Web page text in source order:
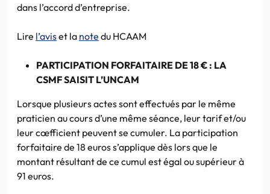
dans l’accord d’entreprise.
Lire l’aviset la note du HCAAM
PARTICIPATION FORFAITAIRE DE 18 € : LA
CSMF SAISIT L’UNCAM
Lorsque plusieurs actes sont effectués par le même
praticien au cours d’une même séance, leur tarif et/ou
leur cœfficient peuvent se cumuler. La participation
forfaitaire de 18 euros s’applique dès lors que le
montant résultant de ce cumul est égal ou supérieur à
91 euros.